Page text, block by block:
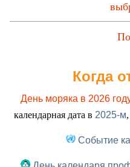
Когда
День моряка в 2026
календарная дата в 2025-м,
Событие